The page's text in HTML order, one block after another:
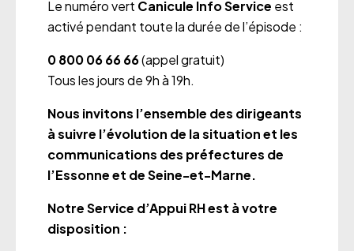
Le numéro vert Canicule Info Service est
activé pendant toute la durée de l’épisode :
0 800 06 66 66(appel gratuit)
Tous les jours de 9h à 19h.
Nous invitons l’ensemble des dirigeants
à suivre l’évolution de la situation et les
communications des préfectures de
l’Essonne et de Seine-et-Marne.
Notre Service d’Appui RH est à votre
disposition :